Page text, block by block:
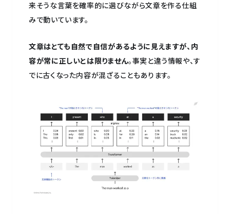
来そうな言葉を確率的に選びながら文章を作る仕組
みで動いています。
文章はとても自然で自信があるように見えますが、内
容が常に正しいとは限りません。事実と違う情報や、す
でに古くなった内容が混ざることもあります。